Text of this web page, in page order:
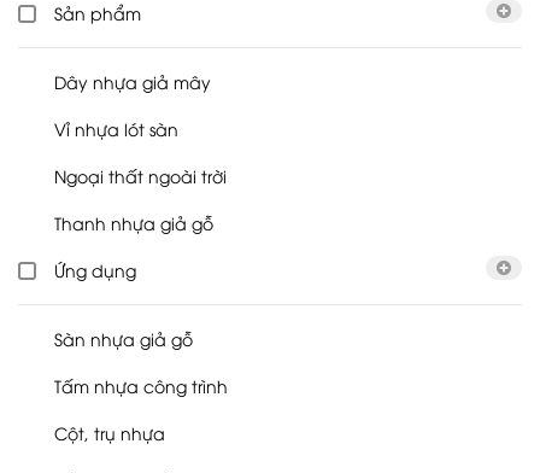
Sản phẩm
Dây nhựa giả mây
Vỉ nhựa lót sàn
Ngoại thất ngoài trời
Thanh nhựa giả gỗ
Ứng dụng
Sàn nhựa giả gỗ
Tấm nhựa công trình
Cột, trụ nhựa